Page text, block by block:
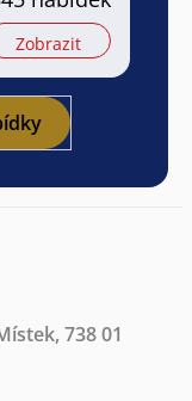
Zobrazit
738 01